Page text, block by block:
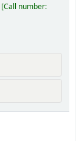
Call number: